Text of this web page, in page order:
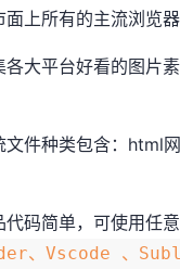
上所有的主流浏览
各大平台好看的图片
文件种类包含：html
代码简单，可使用任
、Vscode 、